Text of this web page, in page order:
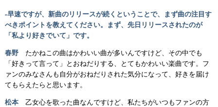
-早速ですが、新曲のリリースが続くということで、まず曲の注目す
べきポイントを教えてください。まず、先日リリースされたのが
「私より好きでいて」です。
春野 たかねこの曲はかわいい曲が多いんですけど、その中でも
「好きって言って」とおねだりする、とてもかわいい楽曲です。フ
ァンのみなさんも自分がおねだりされた気分になって、好きを届け
てもらえたらと思います。
松本 乙女心を歌った曲なんですけど、私たちがいつもファンの方